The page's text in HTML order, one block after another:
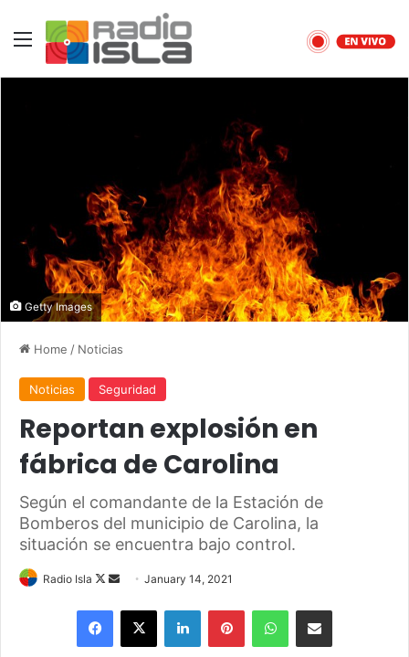
Menu
Getty Images
Home / Noticias
Noticias Seguridad
Reportan explosión en
fábrica de Carolina
Según el comandante de la Estación de
Bomberos del municipio de Carolina, la
situación se encuentra bajo control.
Radio Isla
Follow
Send
email
January 14, 2021
Facebook
X LinkedInPinterestWhatsAppShare via Email